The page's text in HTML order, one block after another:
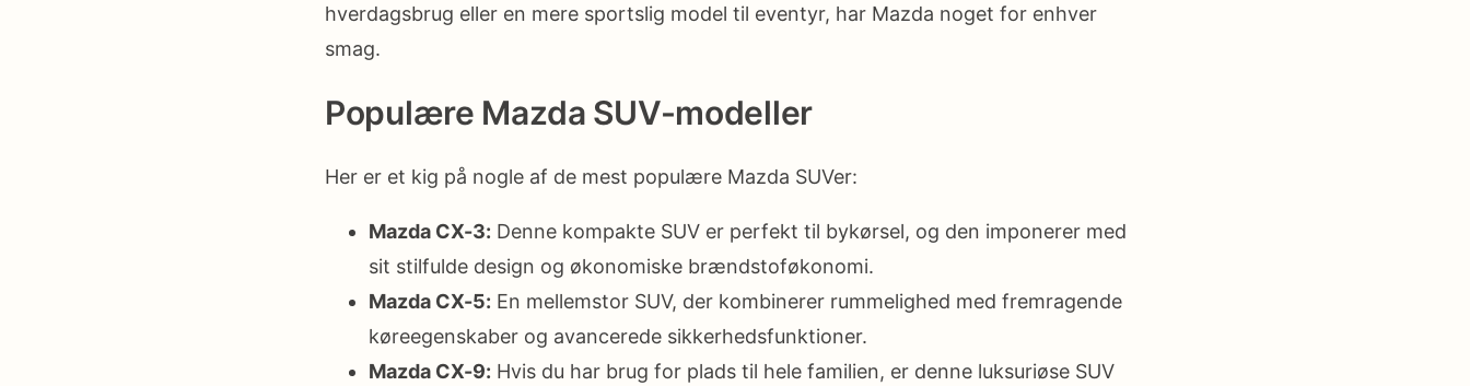
hverdagsbrug eller en mere sportslig model til eventyr, har Mazda noget for enhver
smag.
Populære Mazda SUV-modeller
Her er et kig på nogle af de mest populære Mazda SUVer:
Mazda CX-3: Denne kompakte SUV er perfekt til bykørsel, og den imponerer med
sit stilfulde design og økonomiske brændstoføkonomi.
Mazda CX-5: En mellemstor SUV, der kombinerer rummelighed med fremragende
køreegenskaber og avancerede sikkerhedsfunktioner.
Mazda CX-9: Hvis du har brug for plads til hele familien, er denne luksuriøse SUV